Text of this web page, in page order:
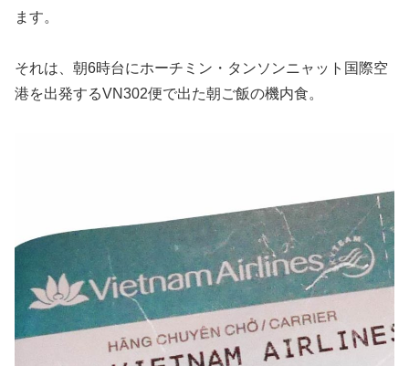
ます。
それは、朝6時台にホーチミン・タンソンニャット国際空
港を出発するVN302便で出た朝ご飯の機内食。